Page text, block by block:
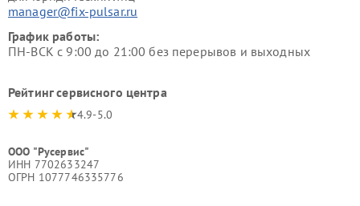
manager@fix-pulsar.ru
График работы:
ПН-ВСК с 9:00 до 21:00 без перерывов и выходных
Рейтинг сервисного центра
4.9-5.0
ООО "Русервис"
ИНН 7702633247
ОГРН 1077746335776